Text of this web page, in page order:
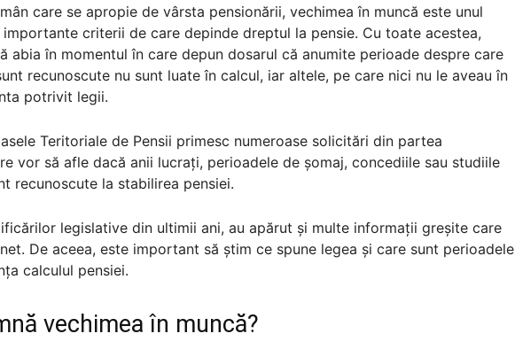
care se apropie de vârsta pensionării, vechimea în muncă este unul
criterii de care depinde dreptul la pensie. Cu toate acestea,
abia în momentul în care depun dosarul că anumite perioade despre care
recunoscute nu sunt luate în calcul, iar altele, pe care nici nu le aveau în
potrivit legii.
Teritoriale de Pensii primesc numeroase solicitări din partea
vor să afle dacă anii lucrați, perioadele de șomaj, concediile sau studiile
recunoscute la stabilirea pensiei.
legislative din ultimii ani, au apărut și multe informații greșite care
De aceea, este important să știm ce spune legea și care sunt perioadele
calculul pensiei.
vechimea în muncă?